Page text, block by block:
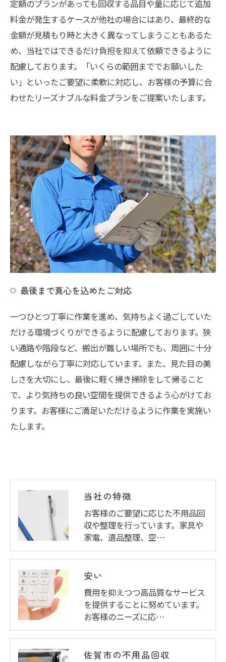
定額のプランがあっても回収する品目や量に応じて追加
料金が発生するケースが他社の場合にはあり、最終的な
金額が見積もり時と大きく異なってしまうこともあるた
め、当社ではできるだけ負担を抑えて依頼できるように
配慮しております。「いくらの範囲まででお願いした
い」といったご要望に柔軟に対応し、お客様の予算に合
わせたリーズナブルな料金プランをご提案いたします。
最後まで真心を込めたご対応
一つひとつ丁寧に作業を進め、気持ちよく過ごしていた
だける環境づくりができるように配慮しております。狭
い通路や階段など、搬出が難しい場所でも、周囲に十分
配慮しながら丁寧に対応しています。また、見た目の美
しさを大切にし、最後に軽く掃き掃除をして帰ること
で、より気持ちの良い空間を提供できるよう心がけてお
ります。お客様にご満足いただけるように作業を実施い
たします。
当社の特徴
お客様のご要望に応じた不用品回
収や整理を行っています。家具や
家電、遺品整理、空…
安い
費用を抑えつつ高品質なサービス
を提供することに努めています。
お客様のニーズに応…
佐賀市の不用品回収